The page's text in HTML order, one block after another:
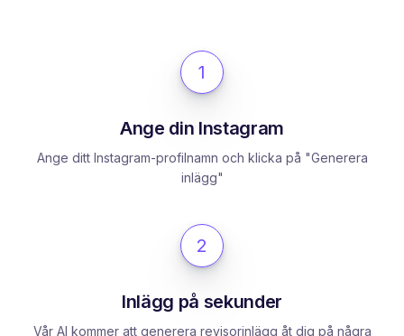
1
Ange din Instagram
Ange ditt Instagram-profilnamn och klicka på "Generera
inlägg"
2
Inlägg på sekunder
Vår AI kommer att generera revisorinlägg åt dig på några